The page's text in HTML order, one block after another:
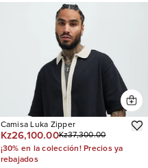
Camisa Luka Zipper
Kz26,100.00Kz37,300.00
¡30% en la colección! Precios ya
rebajados